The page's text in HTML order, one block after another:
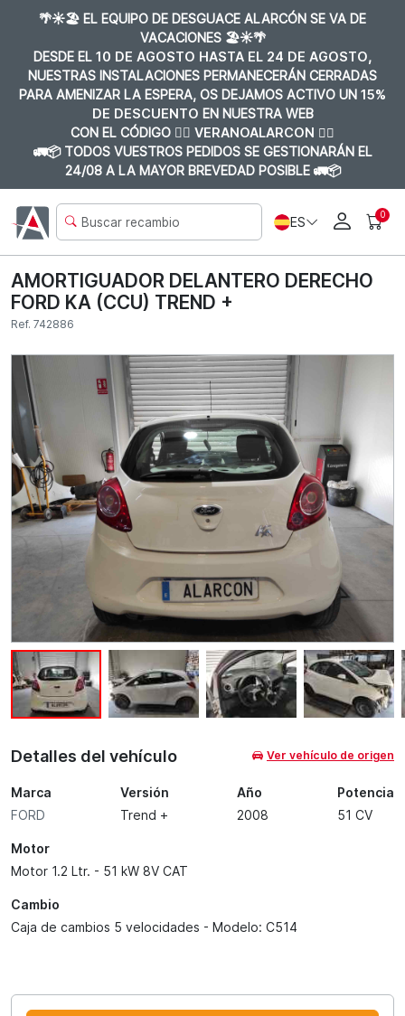
🌴☀️🏖️ EL EQUIPO DE DESGUACE ALARCÓN SE VA DE
VACACIONES 🏖️☀️🌴
DESDE EL 10 DE AGOSTO HASTA EL 24 DE AGOSTO,
NUESTRAS INSTALACIONES PERMANECERÁN CERRADAS
PARA AMENIZAR LA ESPERA, OS DEJAMOS ACTIVO UN 15%
DE DESCUENTO EN NUESTRA WEB
CON EL CÓDIGO 👉🏼 VERANOALARCON 👈🏼
🚛📦 TODOS VUESTROS PEDIDOS SE GESTIONARÁN EL
24/08 A LA MAYOR BREVEDAD POSIBLE 🚛📦
ES 0
AMORTIGUADOR DELANTERO DERECHO
FORD KA (CCU) TREND +
Ref. 742886
Detalles del vehículo Ver vehículo de origen
Marca
FORD
Versión
Trend +
Año
2008
Potencia
51 CV
Motor
Motor 1.2 Ltr. - 51 kW 8V CAT
Cambio
Caja de cambios 5 velocidades - Modelo: C514